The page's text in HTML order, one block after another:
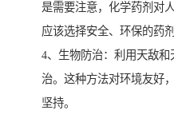
是需要注意，化学药剂对
应该选择安全、环保的药
4、生物防治：利用天敌
治。这种方法对环境友好
坚持。